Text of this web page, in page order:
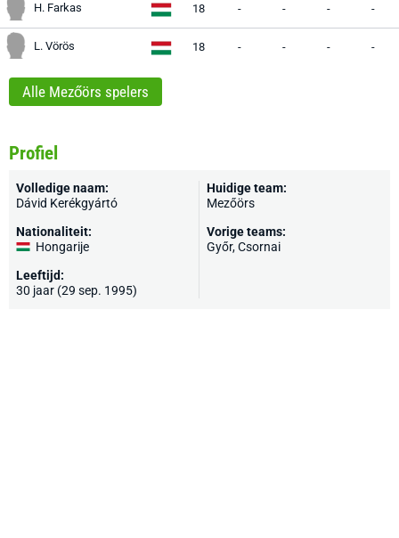
H. Farkas 18 - - - -
L. Vörös 18 - - - -
Alle Mezőörs spelers
Profiel
Volledige naam:
Dávid Kerékgyártó
Nationaliteit:
Hongarije
Leeftijd:
30 jaar (29 sep. 1995)
Huidige team:
Mezőörs
Vorige teams:
Győr, Csornai